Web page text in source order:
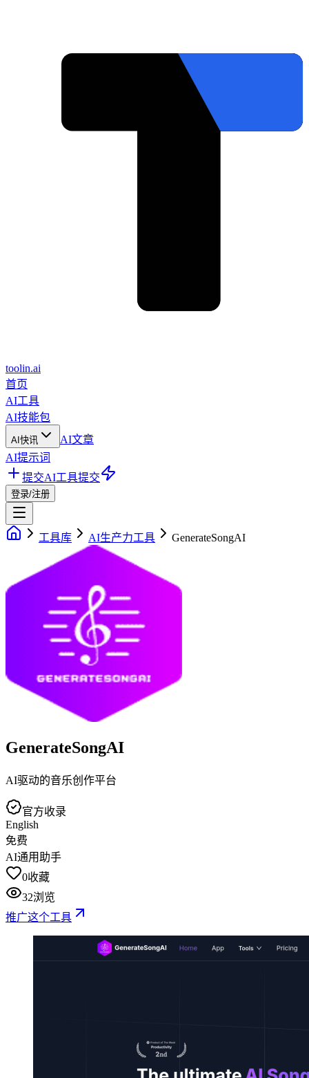
toolin.ai
首页
AI工具
AI技能包
AI快讯
AI文章
AI提示词
提交AI工具提交
登录/注册
工具库 AI生产力工具 GenerateSongAI
GenerateSongAI
AI驱动的音乐创作平台
官方收录
English
免费
AI通用助手
0收藏
32浏览
推广这个工具